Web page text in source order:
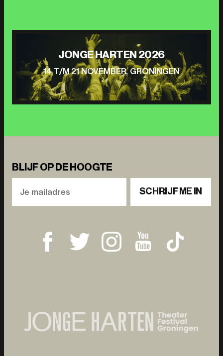
JONGE HARTEN 2026
14 T/M 21 NOVEMBER, GRONINGEN
BLIJF OP DE HOOGTE
SCHRIJF ME IN